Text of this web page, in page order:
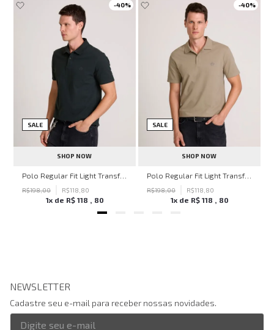
-40%
SALE
SHOP NOW
Polo Regular Fit Light Transfer Verde Escuro John John Masculina
R$198,00 R$118 80
1x de R$ 118 , 80
-40%
SALE
SHOP NOW
Polo Regular Fit Light Transfer Bege Médio John John Masculina
R$198,00 R$118 80
1x de R$ 118 , 80
NEWSLETTER
Cadastre seu e-mail para receber nossas novidades.